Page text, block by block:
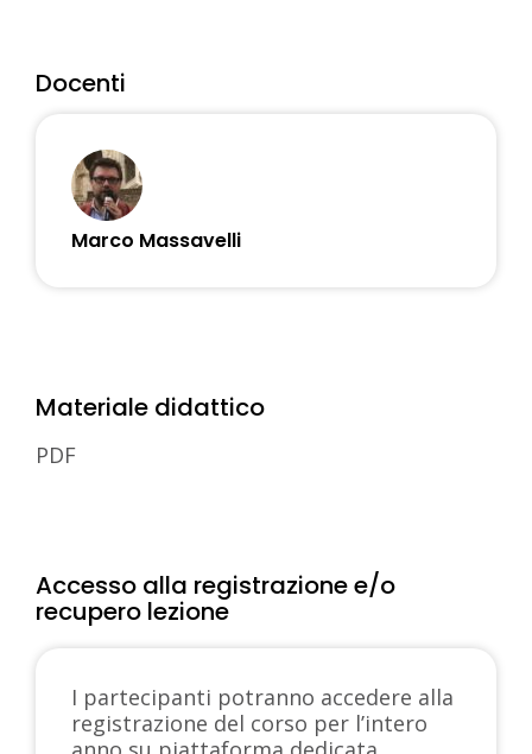
Docenti
Marco Massavelli
Materiale didattico
PDF
Accesso alla registrazione e/o
recupero lezione
I partecipanti potranno accedere alla
registrazione del corso per l’intero